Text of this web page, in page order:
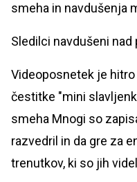
smeha in navdušenja
Sledilci navdušeni
Videoposnetek je
čestitke "mini
smeha Mnogi so
razvedril in da gre za
trenutkov, ki so jih